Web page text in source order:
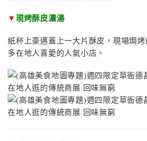
▼ 現烤酥皮濃湯
紙杯上豪邁蓋上一大片酥皮，現場焗
多在地人喜愛的人氣小店。